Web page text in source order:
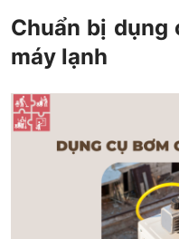
Chuẩn bị dụng
máy lạnh